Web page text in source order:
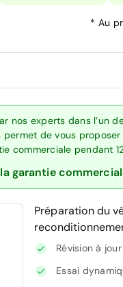
* Au
nos experts dans l’un
de vous
commerciale pendant
garantie
Préparation du
Révision à jour
Essai